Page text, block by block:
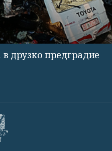
друзко предградие